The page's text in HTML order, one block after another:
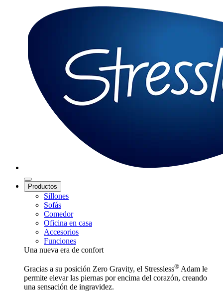
Productos
Sillones
Sofás
Comedor
Oficina en casa
Accesorios
Funciones
Una nueva era de confort
Gracias a su posición Zero Gravity, el Stressless® Adam le
permite elevar las piernas por encima del corazón, creando
una sensación de ingravidez.